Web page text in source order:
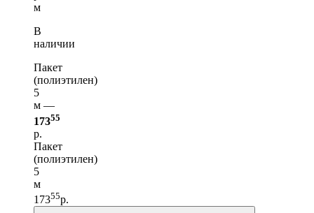
м
В
наличии
Пакет
(полиэтилен)
5
м —
17355
р.
Пакет
(полиэтилен)
5
м
17355р.